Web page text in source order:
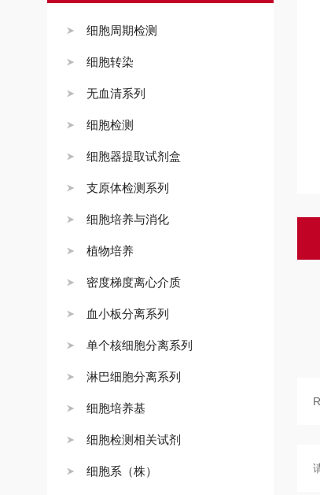
细胞周期检测
细胞转染
无血清系列
细胞检测
细胞器提取试剂盒
支原体检测系列
细胞培养与消化
植物培养
密度梯度离心介质
血小板分离系列
单个核细胞分离系列
淋巴细胞分离系列
细胞培养基
细胞检测相关试剂
细胞系（株）